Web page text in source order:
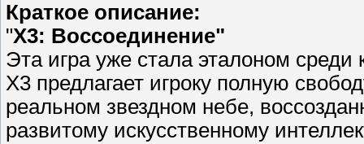
Краткое описание:
"Х3: Воссоединение"
Эта игра уже стала эталоном среди
X3 предлагает игроку полную
реальном звездном небе,
развитому искусственному